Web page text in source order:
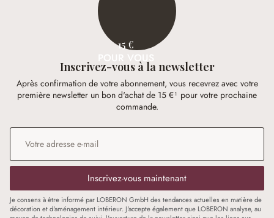
15 €
POUR VOUS
Inscrivez-vous à la newsletter
Après confirmation de votre abonnement, vous recevrez avec votre
première newsletter un bon d'achat de 15 €¹ pour votre prochaine
commande.
Adresse e-mail*
Inscrivez-vous maintenant
Je consens à être informé par LOBERON GmbH des tendances actuelles en matière de
décoration et d'aménagement intérieur. J'accepte également que LOBERON analyse, au